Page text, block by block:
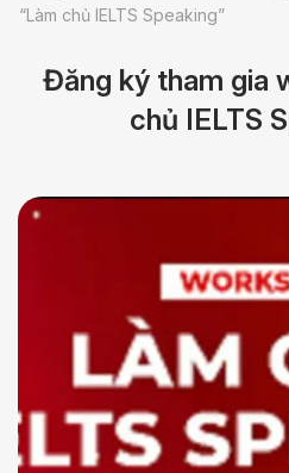
“Làm chủ IELTS Speaking”
Đăng ký tham gia
chủ IELTS